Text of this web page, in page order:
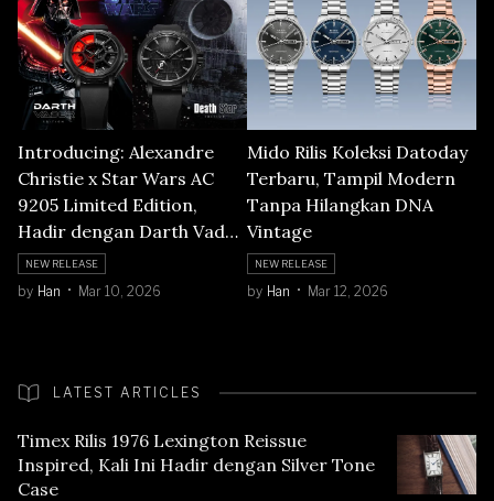
Introducing: Alexandre
Christie x Star Wars AC
9205 Limited Edition,
Hadir dengan Darth Vader
dan Death Star Edition
NEW RELEASE
by Han Mar 10, 2026
Mido Rilis Koleksi Datoday
Terbaru, Tampil Modern
Tanpa Hilangkan DNA
Vintage
NEW RELEASE
by Han Mar 12, 2026
LATEST ARTICLES
Timex Rilis 1976 Lexington Reissue
Inspired, Kali Ini Hadir dengan Silver Tone
Case